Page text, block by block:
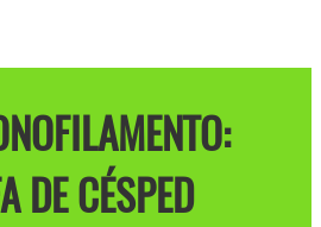
DE CÉSPED